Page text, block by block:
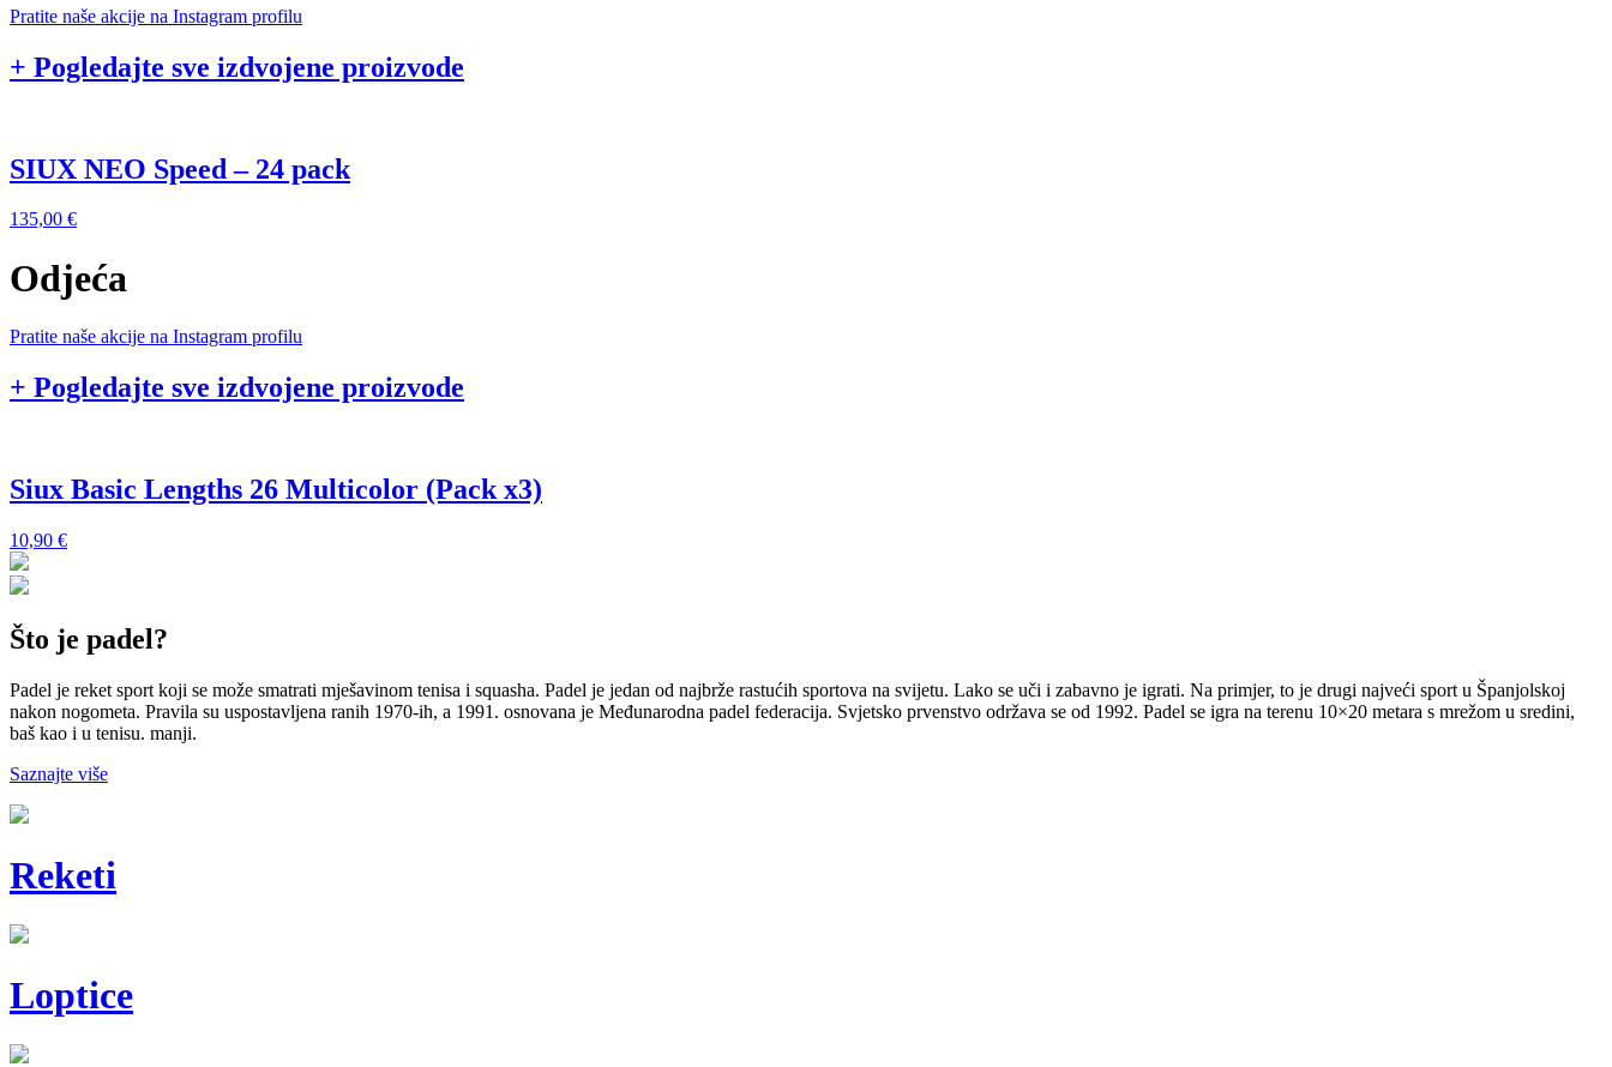
Pratite naše akcije na Instagram profilu
+ Pogledajte sve izdvojene proizvode
SIUX NEO Speed – 24 pack
135,00 €
Odjeća
Pratite naše akcije na Instagram profilu
+ Pogledajte sve izdvojene proizvode
Siux Basic Lengths 26 Multicolor (Pack x3)
10,90 €
Što je padel?
Padel je reket sport koji se može smatrati mješavinom tenisa i squasha. Padel je jedan od najbrže rastućih sportova na svijetu. Lako se uči i zabavno je igrati. Na primjer, to je drugi najveći sport u Španjolskoj
nakon nogometa. Pravila su uspostavljena ranih 1970-ih, a 1991. osnovana je Međunarodna padel federacija. Svjetsko prvenstvo održava se od 1992. Padel se igra na terenu 10×20 metara s mrežom u sredini,
baš kao i u tenisu. manji.
Saznajte više
Reketi
Loptice